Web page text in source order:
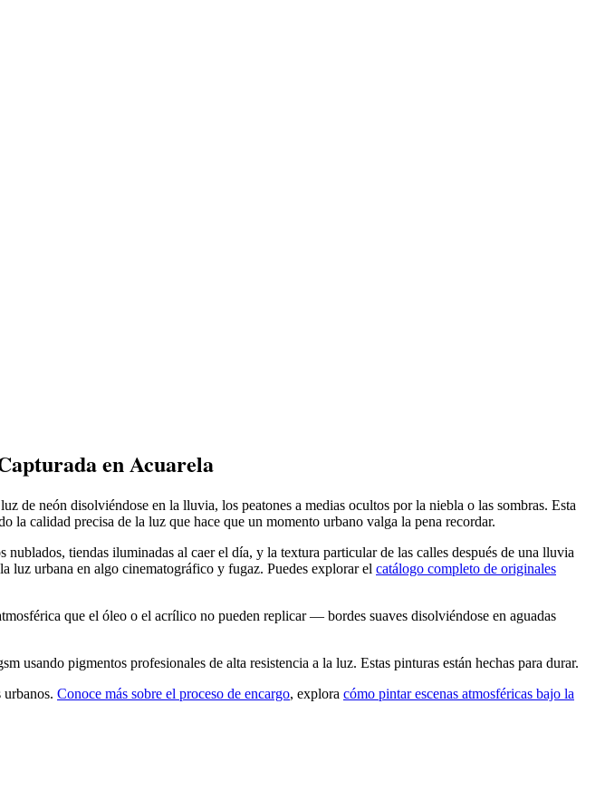
en Acuarela
neón disolviéndose en la lluvia, los peatones a medias ocultos por la niebla o las sombras. Esta
la calidad precisa de la luz que hace que un momento urbano valga la pena recordar.
tiendas iluminadas al caer el día, y la textura particular de las calles después de una lluvia
luz urbana en algo cinematográfico y fugaz. Puedes explorar el catálogo completo de originales
que el óleo o el acrílico no pueden replicar — bordes suaves disolviéndose en aguadas
usando pigmentos profesionales de alta resistencia a la luz. Estas pinturas están hechas para durar.
urbanos. Conoce más sobre el proceso de encargo, explora cómo pintar escenas atmosféricas bajo la